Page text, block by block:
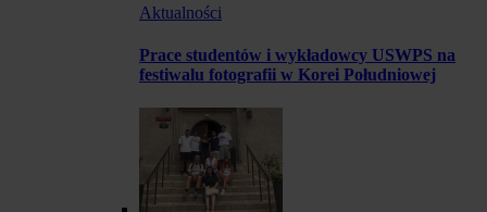
Aktualności
Prace studentów i wykładowcy USWPS na
festiwalu fotografii w Korei Południowej